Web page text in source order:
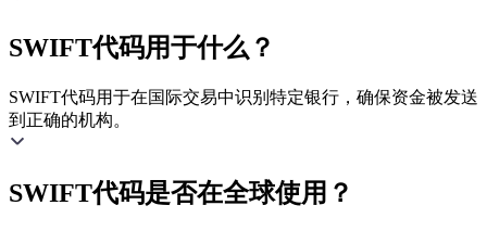
SWIFT代码用于什么？
SWIFT代码用于在国际交易中识别特定银行，确保资金被发送
到正确的机构。
SWIFT代码是否在全球使用？